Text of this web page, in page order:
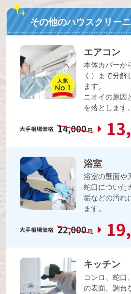
その他のハウスクリー
エアコン
本体カバーか
く）まで分解
ます。
ニオイの原因
を落とします。
浴室
浴室の壁面や
蛇口についた
垢などの汚れ
ます。
キッチン
コンロ、蛇口
の表面、調台